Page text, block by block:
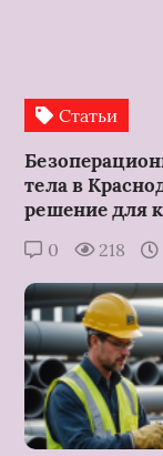
Статьи
тела в
решение для
0 218